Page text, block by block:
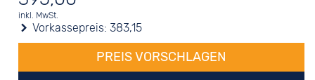
inkl. MwSt.
Vorkassepreis:383,15
PREIS VORSCHLAGEN